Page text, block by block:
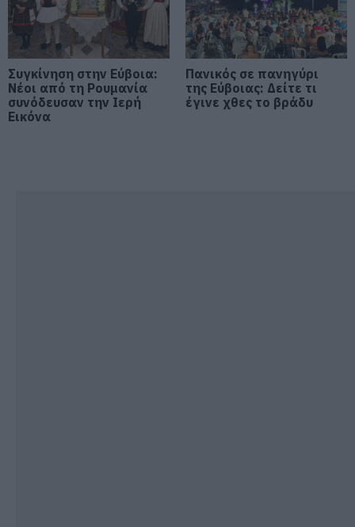
06.08.2026 | 16:30
Εύβοια: Τέλος στις παράνομες
χωματερές – Έρχονται πρόστιμα
για όσους πετούν ογκώδη
απορρίμματα
06.08.2026 | 16:15
Συγκίνηση στην Εύβοια:
Νέοι από τη Ρουμανία
συνόδευσαν την Ιερή
Εικόνα
Πανικός σε πανηγύρι
της Εύβοιας: Δείτε τι
έγινε χθες το βράδυ